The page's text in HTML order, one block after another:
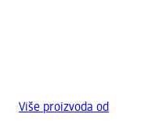
Više proizvoda od